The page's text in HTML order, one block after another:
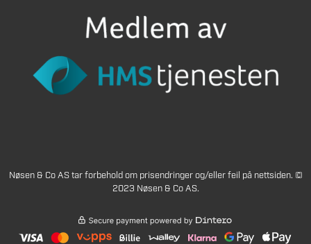
Nøsen & Co AS tar forbehold om prisendringer og/eller feil på nettsiden. ©
2023 Nøsen & Co AS.